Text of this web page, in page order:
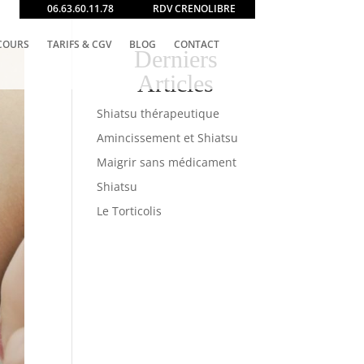
TARIFS & CGV BLOG CONTACT
06.63.60.11.78 RDV CRENOLIBRE
Derniers
Articles
Shiatsu thérapeutique
Amincissement et Shiatsu
Maigrir sans médicament
Shiatsu
Le Torticolis